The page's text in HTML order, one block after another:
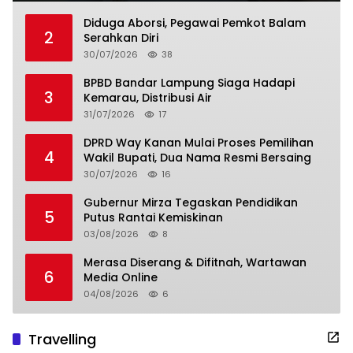
2
Diduga Aborsi, Pegawai Pemkot Balam
Serahkan Diri
30/07/2026 38
3
BPBD Bandar Lampung Siaga Hadapi
Kemarau, Distribusi Air
31/07/2026 17
4
DPRD Way Kanan Mulai Proses Pemilihan
Wakil Bupati, Dua Nama Resmi Bersaing
30/07/2026 16
5
Gubernur Mirza Tegaskan Pendidikan
Putus Rantai Kemiskinan
03/08/2026 8
6
Merasa Diserang & Difitnah, Wartawan
Media Online
04/08/2026 6
Travelling